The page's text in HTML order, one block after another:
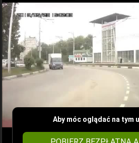
Aby móc oglądać na tym